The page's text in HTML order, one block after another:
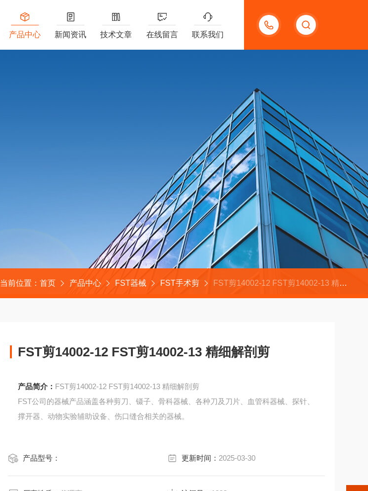
18123966210
产品中心 新闻资讯 技术文章 在线留言 联系我们
当前位置： 首页 产品中心 FST器械 FST手术剪 FST剪14002-12 FST剪14002-13 精细解剖剪
FST剪14002-12 FST剪14002-13 精细解剖剪
产品简介： FST剪14002-12 FST剪14002-13 精细解剖剪
FST公司的器械产品涵盖各种剪刀、镊子、骨科器械、各种刀及刀片、血管科器械、探针、
撑开器、动物实验辅助设备、伤口缝合相关的器械。
产品型号： 更新时间： 2025-03-30